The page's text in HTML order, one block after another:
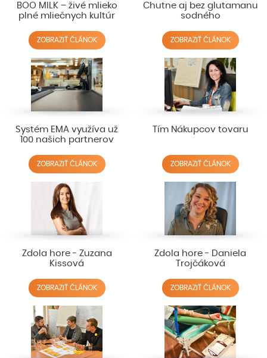
BOO MILK – živé mlieko
plné mliečnych kultúr
ZOBRAZIŤ ČLÁNOK
Chutne aj bez glutamanu
sodného
ZOBRAZIŤ ČLÁNOK
Systém EMA využíva už
100 našich partnerov
ZOBRAZIŤ ČLÁNOK
Tím Nákupcov tovaru
ZOBRAZIŤ ČLÁNOK
Zdola hore - Zuzana
Kissová
ZOBRAZIŤ ČLÁNOK
Zdola hore - Daniela
Trojčáková
ZOBRAZIŤ ČLÁNOK